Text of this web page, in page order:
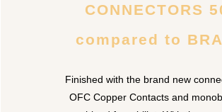
CONNECTORS
compared to
Finished with the brand new
OFC Copper Contacts and